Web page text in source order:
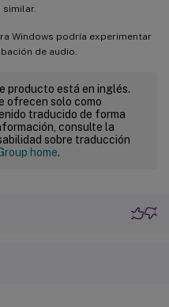
Windows podría experimentar
de audio.
producto está en inglés.
ofrecen solo como
traducido de forma
consulte la
sobre traducción
home.